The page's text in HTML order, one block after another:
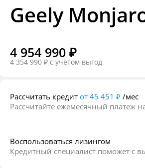
Geely
4 954 990 ₽
4 354 990 ₽ c учётом выгод
Рассчитать кредит от 45 451 ₽ /мес
Рассчитайте ежемесячный платеж
Воспользоваться лизингом
Кредитный специалист поможет с